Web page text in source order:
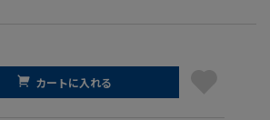
カートに入れる